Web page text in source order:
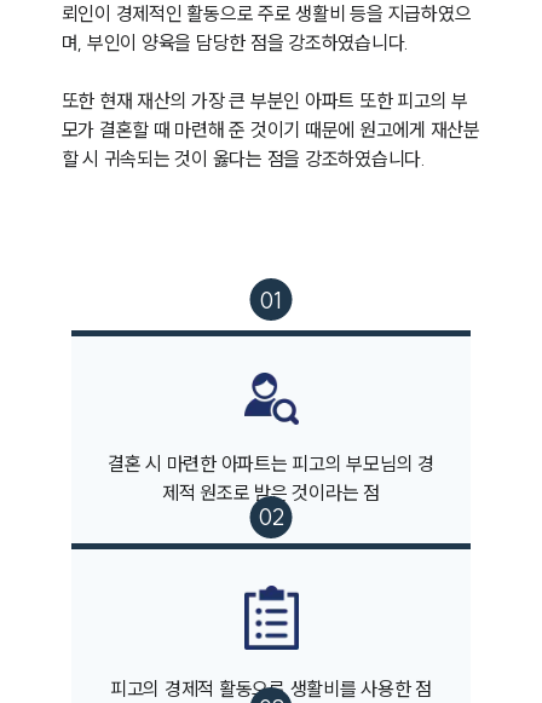
부소개
부소개
대륜의 강점
오시는 길
고객의 소리
통합검색
AI대륜
뢰인이 경제적인 활동으로 주로 생활비 등을 지급하였으
며, 부인이 양육을 담당한 점을 강조하였습니다.
또한 현재 재산의 가장 큰 부분인 아파트 또한 피고의 부
모가 결혼할 때 마련해 준 것이기 때문에 원고에게 재산분
할 시 귀속되는 것이 옳다는 점을 강조하였습니다.
결혼 시 마련한 아파트는 피고의 부모님의 경
제적 원조로 받은 것이라는 점
피고의 경제적 활동으로 생활비를 사용한 점